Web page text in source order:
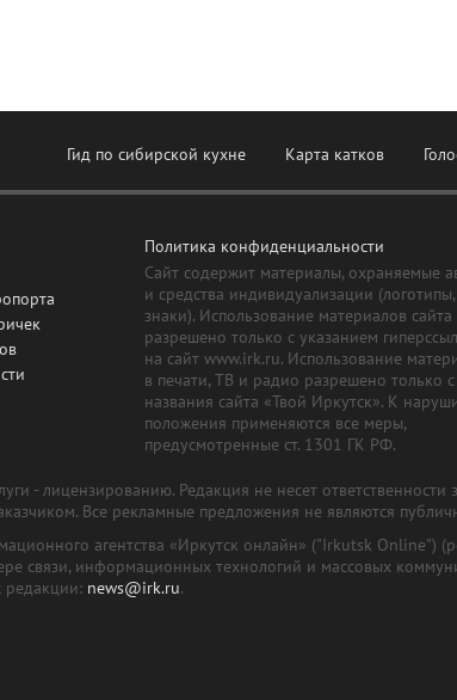
Гид по сибирской кухне Карта катков
Политика конфиденциальности
Сайт содержит материалы, охраняемые
и средства индивидуализации
знаки). Использование материалов
разрешено только с указанием
на сайт www.irk.ru. Использование
в печати, ТВ и радио разрешено только
названия сайта «Твой Иркутск». К
положения применяются все меры,
предусмотренные ст. 1301 ГК РФ.
- лицензированию. Редакция не несет
Все рекламные предложения не являются
агентства «Иркутск онлайн» ("Irkutsk
связи, информационных технологий и массовых
редакции: news@irk.ru.